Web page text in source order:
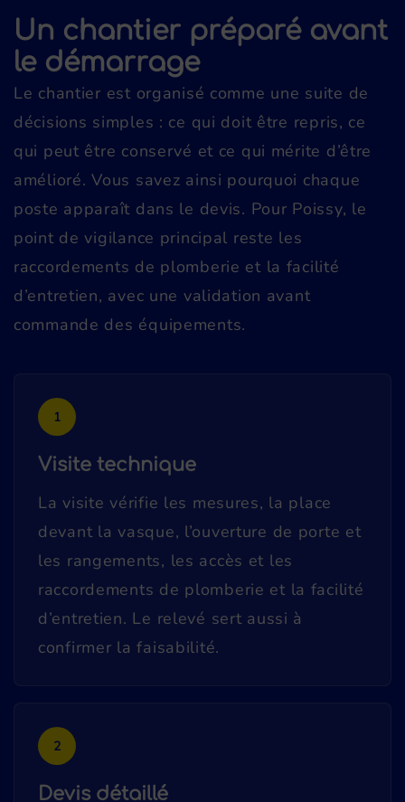
Un chantier préparé avant
le démarrage
Le chantier est organisé comme une suite de
décisions simples : ce qui doit être repris, ce
qui peut être conservé et ce qui mérite d’être
amélioré. Vous savez ainsi pourquoi chaque
poste apparaît dans le devis. Pour Poissy, le
point de vigilance principal reste les
raccordements de plomberie et la facilité
d’entretien, avec une validation avant
commande des équipements.
1
Visite technique
La visite vérifie les mesures, la place
devant la vasque, l’ouverture de porte et
les rangements, les accès et les
raccordements de plomberie et la facilité
d’entretien. Le relevé sert aussi à
confirmer la faisabilité.
2
Devis détaillé